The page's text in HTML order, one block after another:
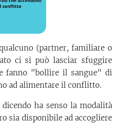
(partner, familiare o
ci si può lasciar sfuggire
fanno "bollire il sangue" di
ad alimentare il conflitto.
ha senso la modalità
sia disponibile ad accogliere